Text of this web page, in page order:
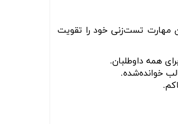
مهارت تست‌زنی خود را تقویت
همه داوطلبان.
خوانده‌شده.